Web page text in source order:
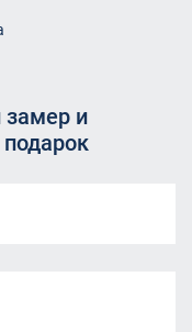
замер и